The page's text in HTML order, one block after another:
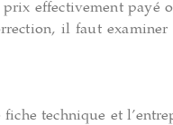
effectivement payé
il faut
technique et